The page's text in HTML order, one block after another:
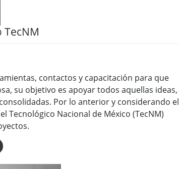
TecNM
contactos y capacitación para que
su objetivo es apoyar todos aquellas ideas,
Por lo anterior y considerando el
Nacional de México (TecNM)